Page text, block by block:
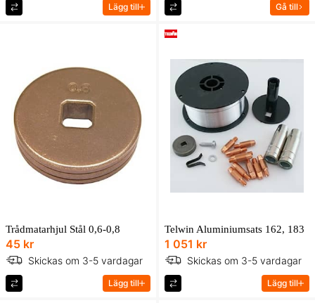
Lägg till Gå till
Trådmatarhjul Stål 0,6-0,8
45 kr
Skickas om 3-5 vardagar
Lägg till
Telwin Aluminiumsats 162, 183
1 051 kr
Skickas om 3-5 vardagar
Lägg till